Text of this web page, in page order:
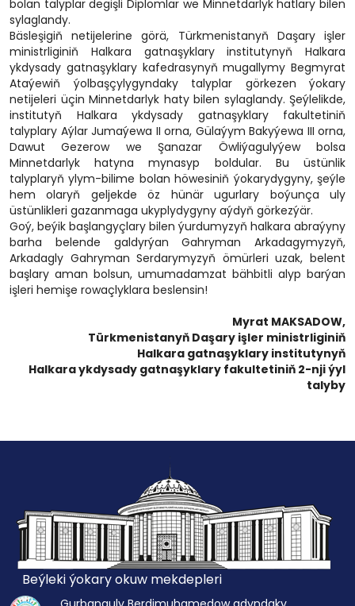
bolan talyplar degişli Diplomlar we Minnetdarlyk hatlary bilen
sylaglandy.
Bäsleşigiň netijelerine görä, Türkmenistanyň Daşary işler
ministrliginiň Halkara gatnaşyklary institutynyň Halkara
ykdysady gatnaşyklary kafedrasynyň mugallymy Begmyrat
Ataýewiň ýolbaşçylygyndaky talyplar görkezen ýokary
netijeleri üçin Minnetdarlyk haty bilen sylaglandy. Şeýlelikde,
institutyň Halkara ykdysady gatnaşyklary fakultetiniň
talyplary Aýlar Jumaýewa II orna, Gülaýym Bakyýewa III orna,
Dawut Gezerow we Şanazar Öwliýagulyýew bolsa
Minnetdarlyk hatyna mynasyp boldular. Bu üstünlik
talyplaryň ylym-bilime bolan höwesiniň ýokarydygyny, şeýle
hem olaryň geljekde öz hünär ugurlary boýunça uly
üstünlikleri gazanmaga ukyplydygyny aýdyň görkezýär.
Goý, beýik başlangyçlary bilen ýurdumyzyň halkara abraýyny
barha belende galdyrýan Gahryman Arkadagymyzyň,
Arkadagly Gahryman Serdarymyzyň ömürleri uzak, belent
başlary aman bolsun, umumadamzat bähbitli alyp barýan
işleri hemişe rowaçlyklara beslensin!
Myrat MAKSADOW,
Türkmenistanyň Daşary işler ministrliginiň
Halkara gatnaşyklary institutynyň
Halkara ykdysady gatnaşyklary fakultetiniň 2-nji ýyl
talyby
Beýleki ýokary okuw mekdepleri